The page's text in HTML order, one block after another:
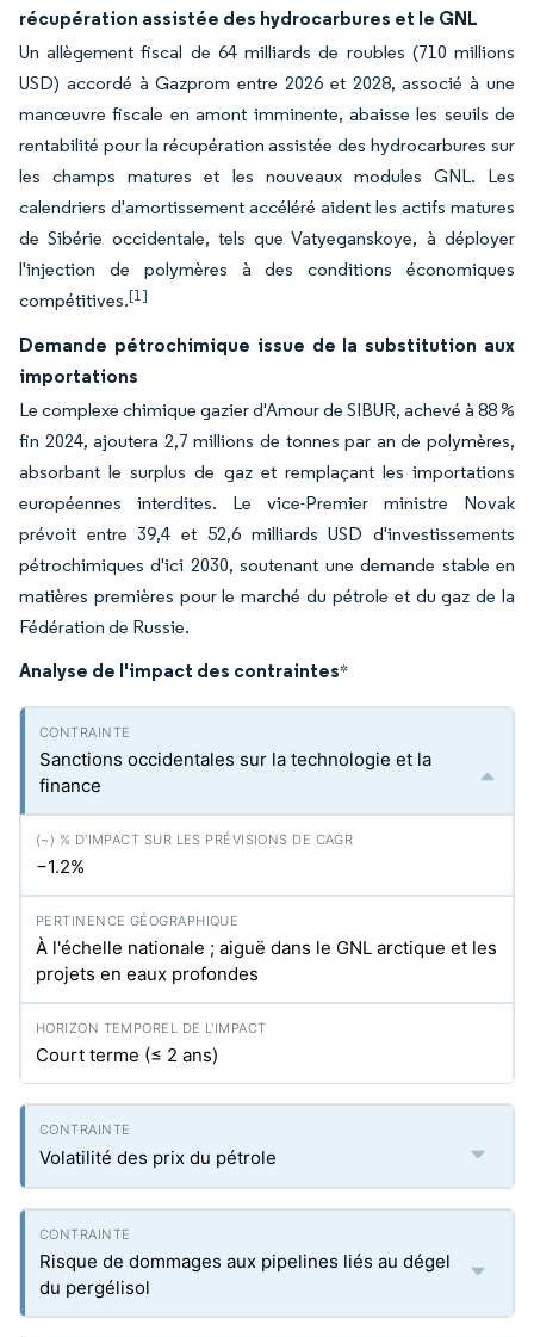
récupération assistée des hydrocarbures et le GNL
Un allègement fiscal de 64 milliards de roubles (710 millions
USD) accordé à Gazprom entre 2026 et 2028, associé à une
manœuvre fiscale en amont imminente, abaisse les seuils de
rentabilité pour la récupération assistée des hydrocarbures sur
les champs matures et les nouveaux modules GNL. Les
calendriers d'amortissement accéléré aident les actifs matures
de Sibérie occidentale, tels que Vatyeganskoye, à déployer
l'injection de polymères à des conditions économiques
compétitives.[1]
Demande pétrochimique issue de la substitution aux
importations
Le complexe chimique gazier d'Amour de SIBUR, achevé à 88 %
fin 2024, ajoutera 2,7 millions de tonnes par an de polymères,
absorbant le surplus de gaz et remplaçant les importations
européennes interdites. Le vice-Premier ministre Novak
prévoit entre 39,4 et 52,6 milliards USD d'investissements
pétrochimiques d'ici 2030, soutenant une demande stable en
matières premières pour le marché du pétrole et du gaz de la
Fédération de Russie.
Analyse de l'impact des contraintes*
Sanctions occidentales sur la technologie et la
finance
−1.2%
À l'échelle nationale ; aiguë dans le GNL arctique et les
projets en eaux profondes
Court terme (≤ 2 ans)
Volatilité des prix du pétrole
Risque de dommages aux pipelines liés au dégel
du pergélisol